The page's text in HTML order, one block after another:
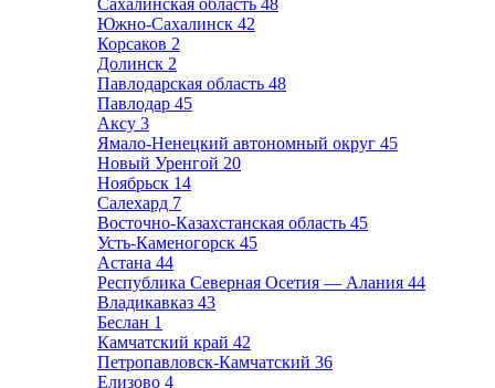
Сахалинская область 48
Южно-Сахалинск 42
Корсаков 2
Долинск 2
Павлодарская область 48
Павлодар 45
Аксу 3
Ямало-Ненецкий автономный округ 45
Новый Уренгой 20
Ноябрьск 14
Салехард 7
Восточно-Казахстанская область 45
Усть-Каменогорск 45
Астана 44
Республика Северная Осетия — Алания 44
Владикавказ 43
Беслан 1
Камчатский край 42
Петропавловск-Камчатский 36
Елизово 4